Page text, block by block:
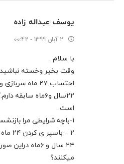
یوسف عبداله زاده
2 آبان 1399 - 00:42
با سلام .
۲۲سال و۶ماه
است .
1-باچه شرایطی مرا بازنشسته میکنند؟
۲ –
۲۴ سال و ۶ماه
میکنند؟